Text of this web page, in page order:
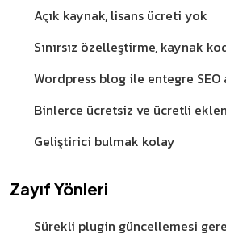
Açık kaynak, lisans ücreti yok
Sınırsız özelleştirme, kaynak
Wordpress blog ile entegre SEO
Binlerce ücretsiz ve ücretli
Geliştirici bulmak kolay
Zayıf Yönleri
Sürekli plugin güncellemesi